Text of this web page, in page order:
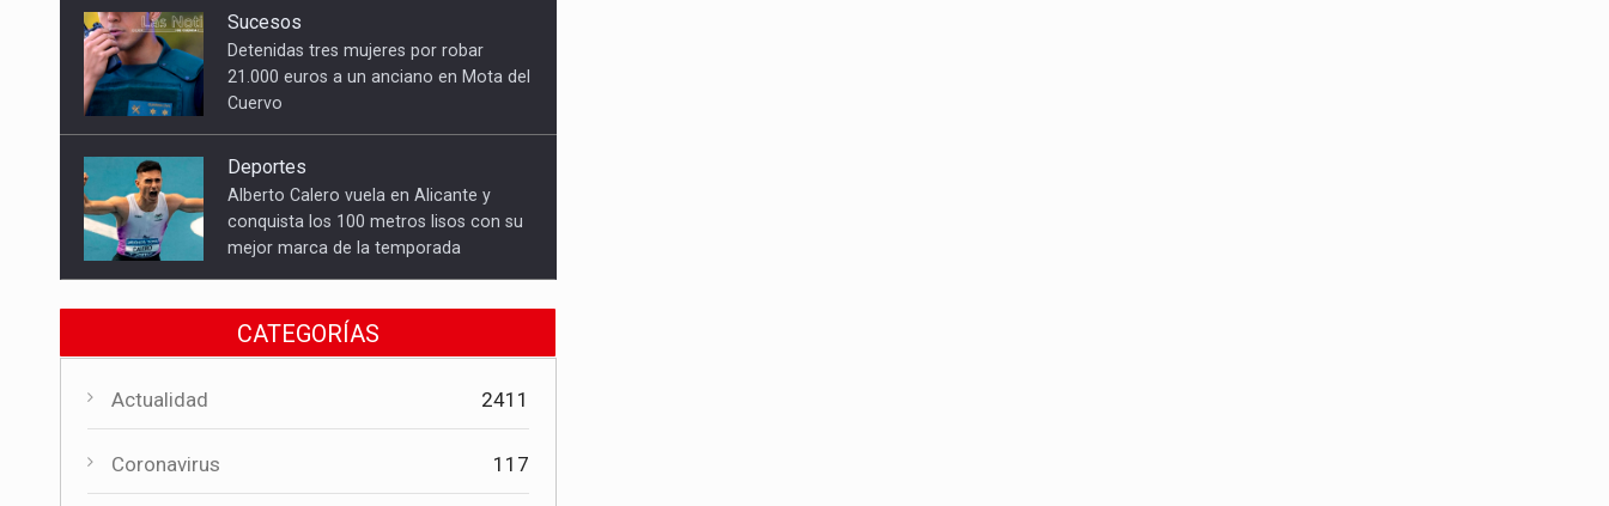
Cuervo
Deportes
mejor marca de la temporada
Cultura
Cuervo con 18.000 euros
CATEGORÍAS
Actualidad 2411
Coronavirus 117